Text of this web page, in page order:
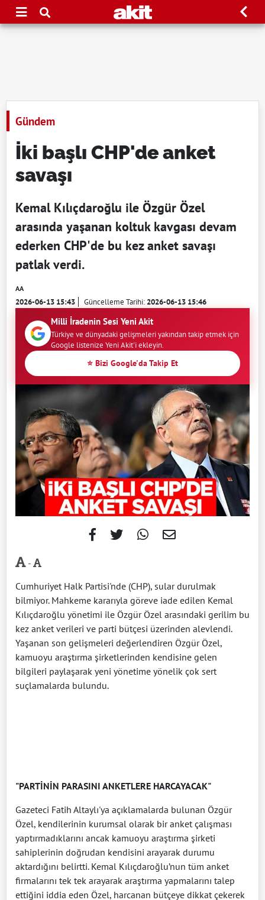
Gündem
İki başlı CHP'de anket
savaşı
Kemal Kılıçdaroğlu ile Özgür Özel
arasında yaşanan koltuk kavgası devam
ederken CHP'de bu kez anket savaşı
patlak verdi.
AA
2026-06-13 15:43 Güncelleme Tarihi:2026-06-13 15:46
Milli İradenin Sesi Yeni Akit
Türkiye ve dünyadaki gelişmeleri yakından takip etmek için
Google listenize Yeni Akit'i ekleyin.
⭐ Bizi Google'da Takip Et
-
Cumhuriyet Halk Partisi'nde (CHP), sular durulmak
bilmiyor. Mahkeme kararıyla göreve iade edilen Kemal
Kılıçdaroğlu yönetimi ile Özgür Özel arasındaki gerilim bu
kez anket verileri ve parti bütçesi üzerinden alevlendi.
Yaşanan son gelişmeleri değerlendiren Özgür Özel,
kamuoyu araştırma şirketlerinden kendisine gelen
bilgileri paylaşarak yeni yönetime yönelik çok sert
suçlamalarda bulundu.
"PARTİNİN PARASINI ANKETLERE HARCAYACAK"
Gazeteci Fatih Altaylı'ya açıklamalarda bulunan Özgür
Özel, kendilerinin kurumsal olarak bir anket çalışması
yaptırmadıklarını ancak kamuoyu araştırma şirketi
sahiplerinin doğrudan kendisini arayarak durumu
aktardığını belirtti. Kemal Kılıçdaroğlu’nun tüm anket
firmalarını tek tek arayarak araştırma yapmalarını talep
ettiğini iddia eden Özel, harcanan bütçeye dikkat çekerek